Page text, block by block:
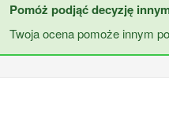
Pomóż podjąć decyzję
Twoja ocena pomoże innym